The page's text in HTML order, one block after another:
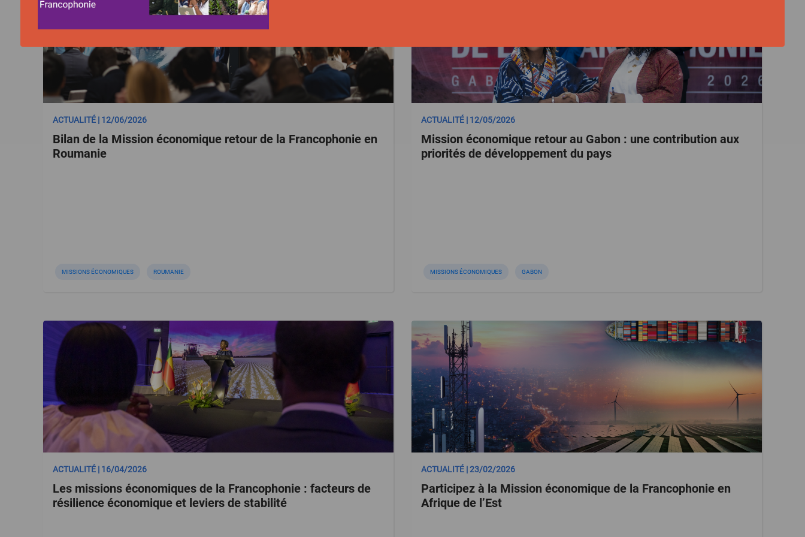
ACTUALITÉ | 12/06/2026
Bilan de la Mission économique retour de la Francophonie en
Roumanie
MISSIONS ÉCONOMIQUES ROUMANIE
ACTUALITÉ | 12/05/2026
Mission économique retour au Gabon : une contribution aux
priorités de développement du pays
MISSIONS ÉCONOMIQUES GABON
ACTUALITÉ | 16/04/2026
Les missions économiques de la Francophonie : facteurs de
résilience économique et leviers de stabilité
ACTUALITÉ | 23/02/2026
Participez à la Mission économique de la Francophonie en
Afrique de l’Est